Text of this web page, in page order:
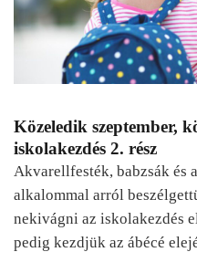
Közeledik szeptember,
iskolakezdés 2. rész
Akvarellfesték, babzsák és
alkalommal arról
nekivágni az iskolakezdés
pedig kezdjük az ábécé